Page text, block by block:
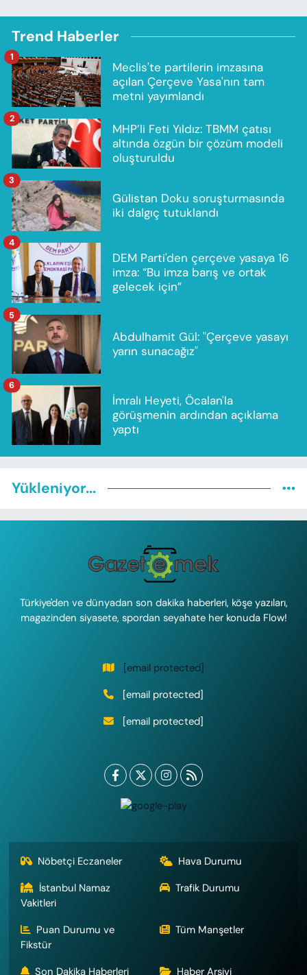
Trend Haberler
Meclis'te partilerin imzasına
açılan Çerçeve Yasa'nın tam
metni yayımlandı
1
MHP’li Feti Yıldız: TBMM çatısı
altında özgün bir çözüm modeli
oluşturuldu
2
Gülistan Doku soruşturmasında
iki dalgıç tutuklandı
3
DEM Parti'den çerçeve yasaya 16
imza: “Bu imza barış ve ortak
gelecek için”
4
Abdulhamit Gül: "Çerçeve yasayı
yarın sunacağız"
5
İmralı Heyeti, Öcalan'la
görüşmenin ardından açıklama
yaptı
6
Yükleniyor...
Türkiye'den ve dünyadan son dakika haberleri, köşe yazıları,
magazinden siyasete, spordan seyahate her konuda Flow!
[email protected]
[email protected]
[email protected]
Nöbetçi Eczaneler
Hava Durumu
İstanbul Namaz
Vakitleri
Trafik Durumu
Puan Durumu ve
Fikstür
Tüm Manşetler
Son Dakika Haberleri Haber Arşivi